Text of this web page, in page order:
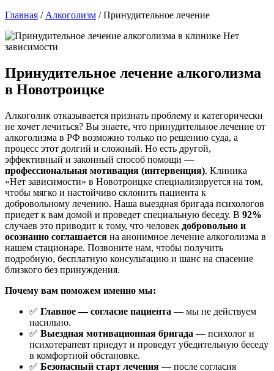
Главная / Алкоголизм /Принудительное лечение
Принудительное лечение алкоголизма
в Новотроицке
Алкоголик отказывается признать проблему и категорически
не хочет лечиться? Вы знаете, что принудительное лечение от
алкоголизма в РФ возможно только по решению суда, а
процесс этот долгий и сложный. Но есть другой,
эффективный и законный способ помощи —
профессиональная мотивация (интервенция). Клиника
«Нет зависимости» в Новотроицке специализируется на том,
чтобы мягко и настойчиво склонить пациента к
добровольному лечению. Наша выездная бригада психологов
приедет к вам домой и проведет специальную беседу. В 92%
случаев это приводит к тому, что человек добровольно и
осознанно соглашается на анонимное лечение алкоголизма в
нашем стационаре. Позвоните нам, чтобы получить
подробную, бесплатную консультацию и шанс на спасение
близкого без принуждения.
Почему вам поможем именно мы:
✅ Главное — согласие пациента — мы не действуем
насильно.
✅ Выездная мотивационная бригада — психолог и
психотерапевт приедут и проведут убедительную беседу
в комфортной обстановке.
✅ Безопасный старт лечения — после согласия